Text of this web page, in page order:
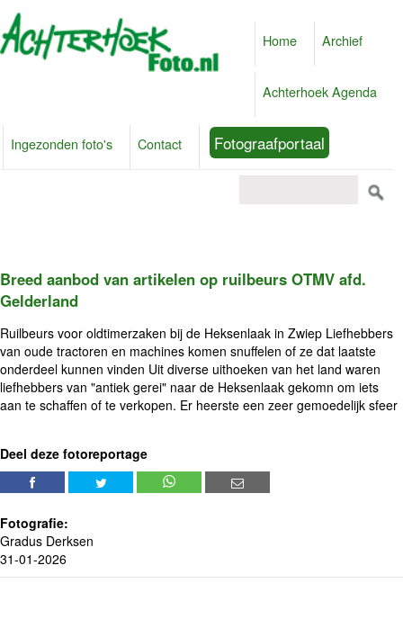
Home Archief
Achterhoek Agenda
Ingezonden foto's Contact Fotograafportaal
Breed aanbod van artikelen op ruilbeurs OTMV afd.
Gelderland
Ruilbeurs voor oldtimerzaken bij de Heksenlaak in Zwiep Liefhebbers
van oude tractoren en machines komen snuffelen of ze dat laatste
onderdeel kunnen vinden Uit diverse uithoeken van het land waren
liefhebbers van "antiek gerei" naar de Heksenlaak gekomn om iets
aan te schaffen of te verkopen. Er heerste een zeer gemoedelijk sfeer
Deel deze fotoreportage
Fotografie:
Gradus Derksen
31-01-2026